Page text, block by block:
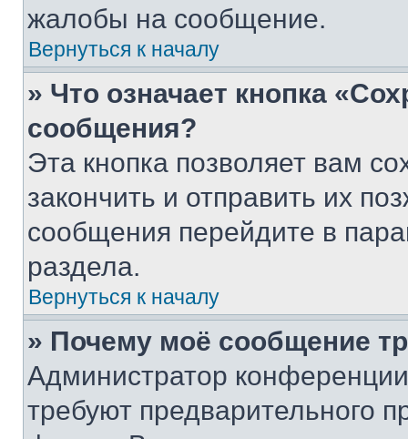
жалобы на сообщение.
Вернуться к началу
» Что означает кнопка
сообщения?
Эта кнопка позволяет вам
закончить и отправить их
сообщения перейдите в
раздела.
Вернуться к началу
» Почему моё сообщение
Администратор
требуют предварительного